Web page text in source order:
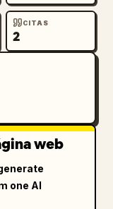
CITAS
2
web
one AI